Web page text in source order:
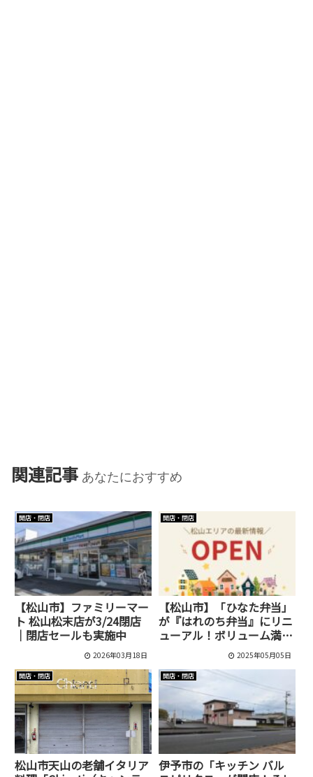
関連記事 あなたにおすすめ
開店・閉店
【松山市】ファミリーマー
ト 松山松末店が3/24閉店
｜閉店セールも実施中
2026年03月18日
開店・閉店
【松山市】「ひなた弁当」
が『はれのち弁当』にリニ
ューアル！ボリューム満点
の安いお弁当は健在！メニ
ュー・予約情報も
2025年05月05日
開店・閉店
松山市天山の老舗イタリア
開店・閉店
伊予市の「キッチン バル